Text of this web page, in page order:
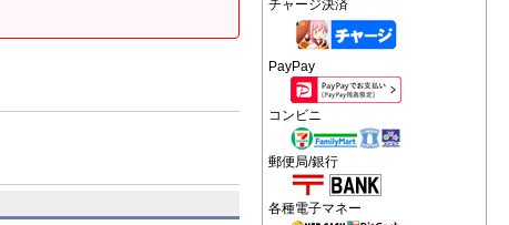
チャージ決済
PayPay
コンビニ
郵便局/銀行
各種電子マネー